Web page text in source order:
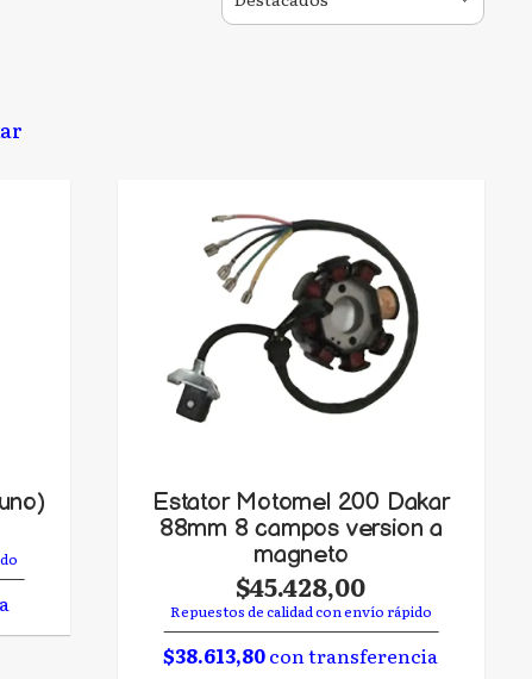
Estator Motomel 200 Dakar
88mm 8 campos version a
magneto
$45.428,00
Repuestos de calidad con envío rápido
$38.613,80con transferencia